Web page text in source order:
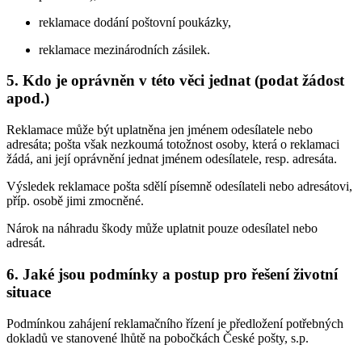
reklamace dodání poštovní poukázky,
reklamace mezinárodních zásilek.
5. Kdo je oprávněn v této věci jednat (podat žádost
apod.)
Reklamace může být uplatněna jen jménem odesílatele nebo
adresáta; pošta však nezkoumá totožnost osoby, která o reklamaci
žádá, ani její oprávnění jednat jménem odesílatele, resp. adresáta.
Výsledek reklamace pošta sdělí písemně odesílateli nebo adresátovi,
příp. osobě jimi zmocněné.
Nárok na náhradu škody může uplatnit pouze odesílatel nebo
adresát.
6. Jaké jsou podmínky a postup pro řešení životní
situace
Podmínkou zahájení reklamačního řízení je předložení potřebných
dokladů ve stanovené lhůtě na pobočkách České pošty, s.p.